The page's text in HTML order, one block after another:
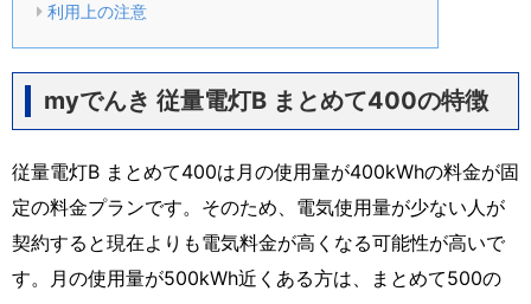
利用上の注意
myでんき 従量電灯B まとめて400の特徴
従量電灯B まとめて400は月の使用量が400kWhの料金が固
定の料金プランです。そのため、電気使用量が少ない人が
契約すると現在よりも電気料金が高くなる可能性が高いで
す。月の使用量が500kWh近くある方は、まとめて500の